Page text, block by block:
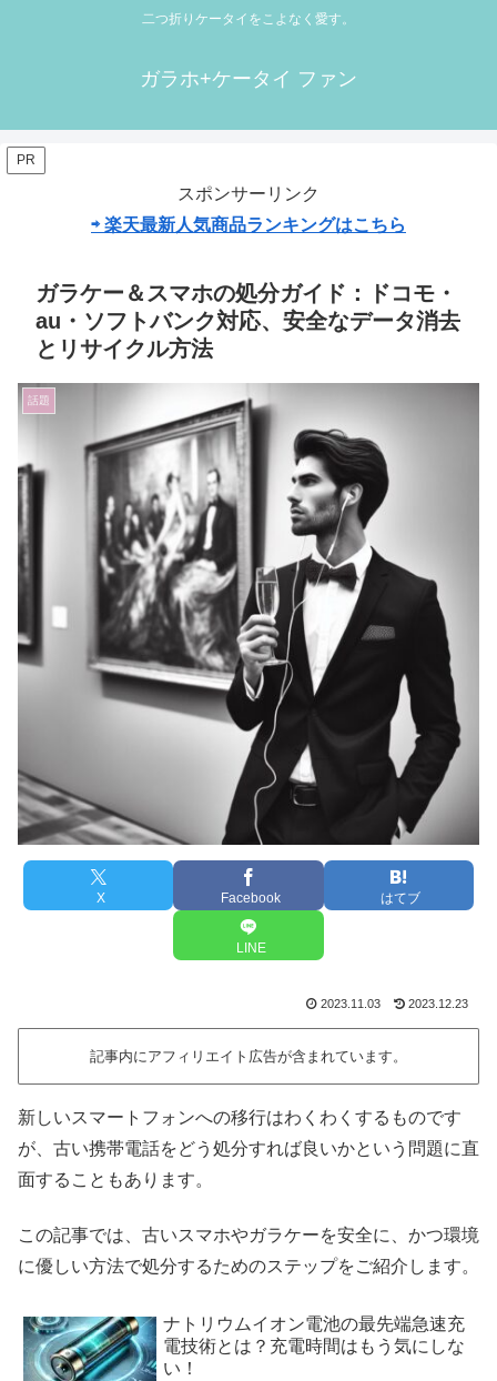
二つ折りケータイをこよなく愛す。
ガラホ+ケータイ ファン
PR
スポンサーリンク
⇨ 楽天最新人気商品ランキングはこちら
ガラケー＆スマホの処分ガイド：ドコモ・
au・ソフトバンク対応、安全なデータ消去
とリサイクル方法
話題
X Facebook はてブ
LINE
2023.11.03 2023.12.23
記事内にアフィリエイト広告が含まれています。
新しいスマートフォンへの移行はわくわくするものです
が、古い携帯電話をどう処分すれば良いかという問題に直
面することもあります。
この記事では、古いスマホやガラケーを安全に、かつ環境
に優しい方法で処分するためのステップをご紹介します。
ナトリウムイオン電池の最先端急速充
電技術とは？充電時間はもう気にしな
い！